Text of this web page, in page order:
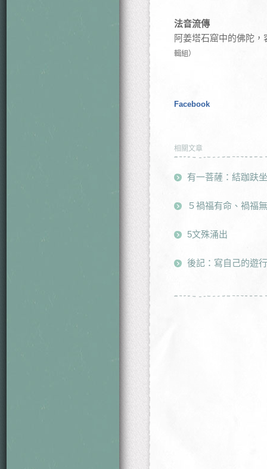
法音流傳
阿姜塔石窟中的佛陀
輯組）
Facebook
相關文章
有一菩薩：結跏趺
５禍福有命、禍福
5文殊涌出
後記：寫自己的遊